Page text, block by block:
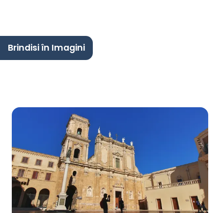
Brindisi în Imagini